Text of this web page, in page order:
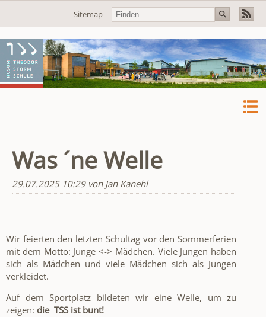
Navigation
Sitemap
Was ´ne Welle
29.07.2025 10:29von Jan Kanehl
Wir feierten den letzten Schultag vor den Sommerferien
mit dem Motto: Junge <-> Mädchen. Viele Jungen haben
sich als Mädchen und viele Mädchen sich als Jungen
verkleidet.
Auf dem Sportplatz bildeten wir eine Welle, um zu
zeigen: die TSS ist bunt!